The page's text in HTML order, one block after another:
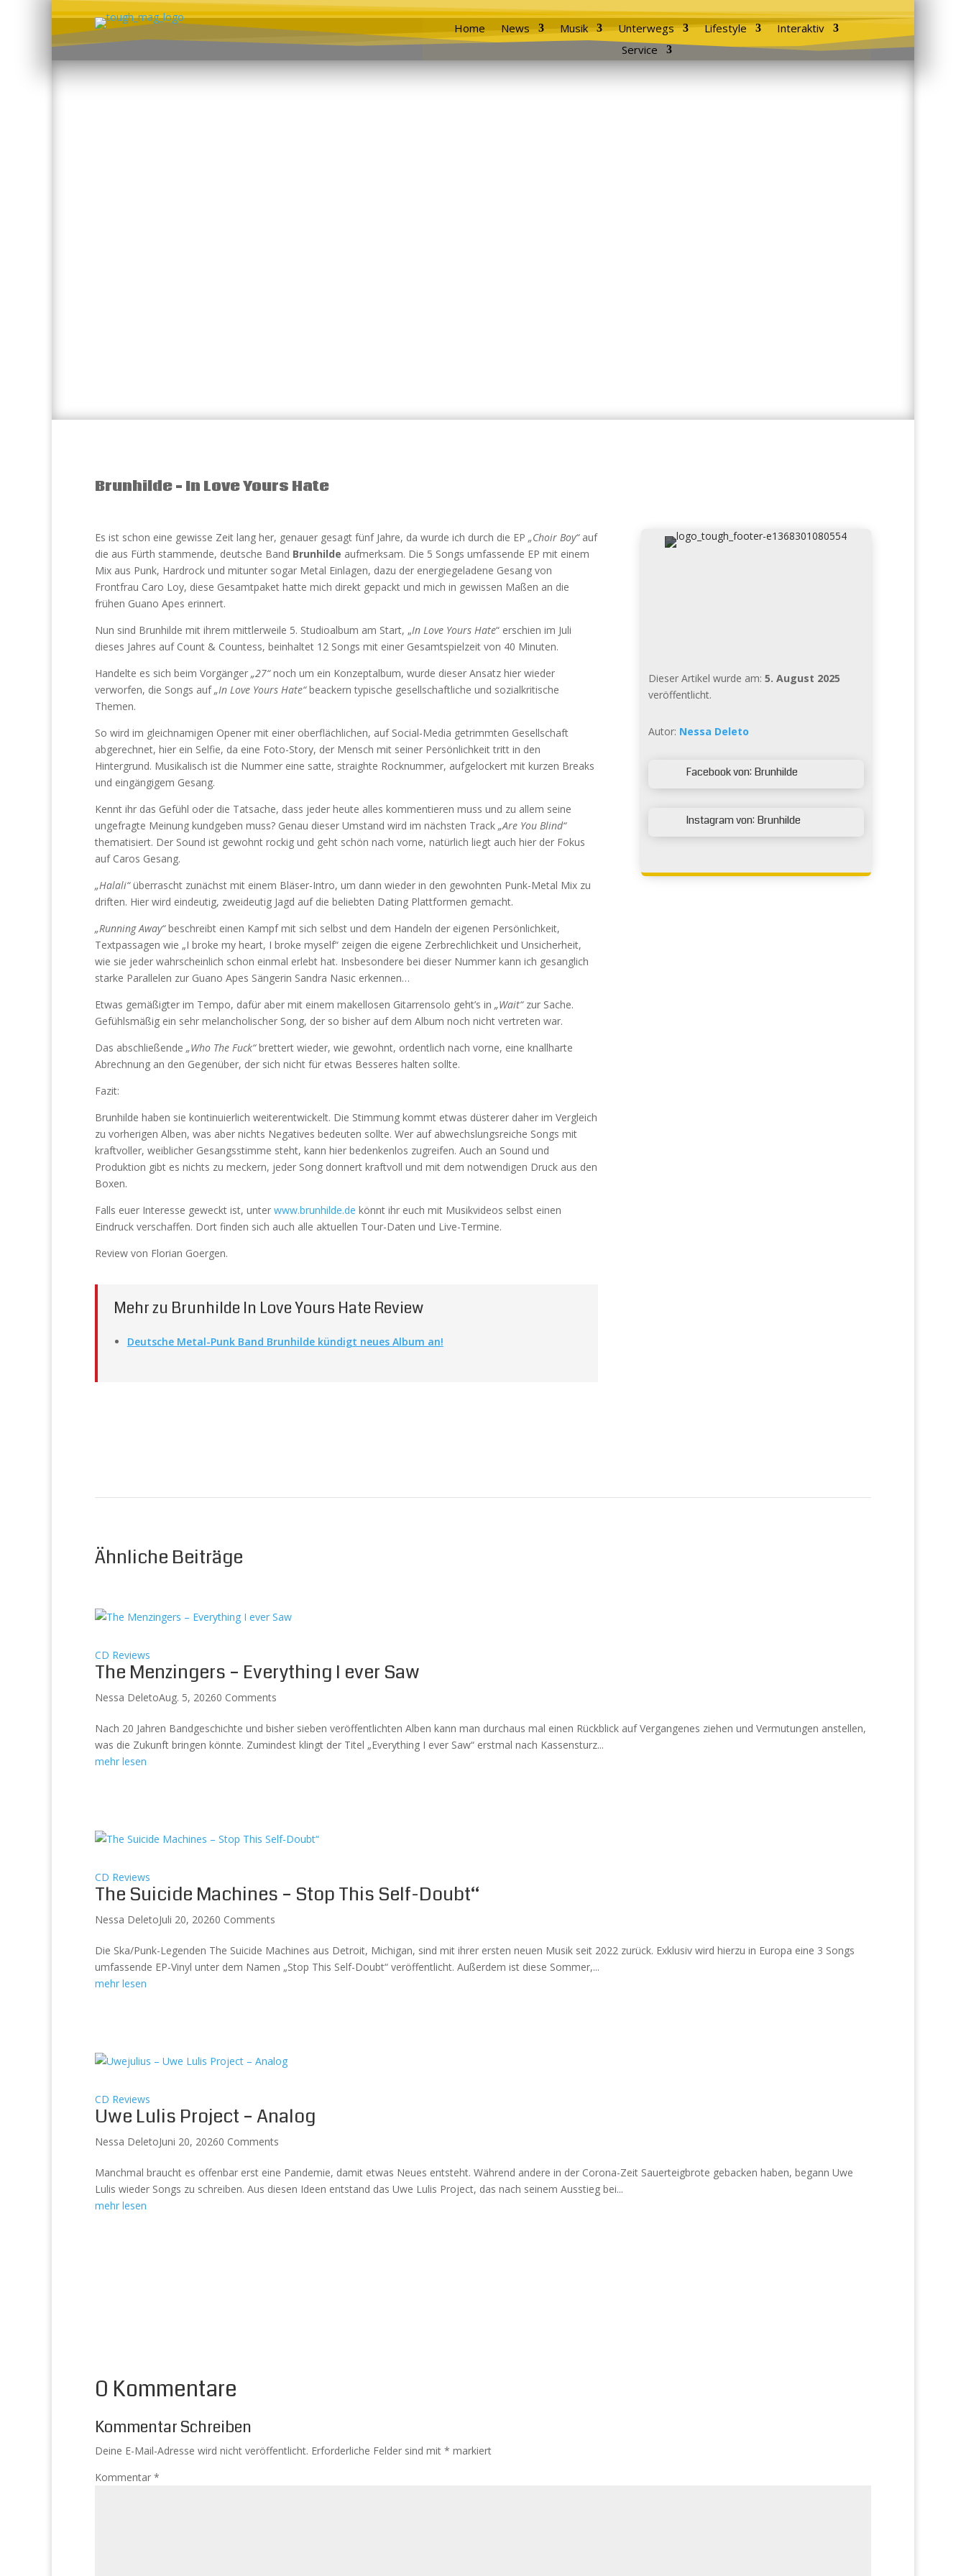
Home News Musik Unterwegs Lifestyle
Interaktiv
Service
Brunhilde – In Love Yours Hate
Es ist schon eine gewisse Zeit lang her, genauer gesagt fünf Jahre, da wurde ich durch die EP „Choir Boy“auf
die aus Fürth stammende, deutsche Band Brunhilde aufmerksam. Die 5 Songs umfassende EP mit einem
Mix aus Punk, Hardrock und mitunter sogar Metal Einlagen, dazu der energiegeladene Gesang von
Frontfrau Caro Loy, diese Gesamtpaket hatte mich direkt gepackt und mich in gewissen Maßen an die
frühen Guano Apes erinnert.
Nun sind Brunhilde mit ihrem mittlerweile 5. Studioalbum am Start, „In Love Yours Hate“ erschien im Juli
dieses Jahres auf Count & Countess, beinhaltet 12 Songs mit einer Gesamtspielzeit von 40 Minuten.
Handelte es sich beim Vorgänger „27“noch um ein Konzeptalbum, wurde dieser Ansatz hier wieder
verworfen, die Songs auf„In Love Yours Hate“beackern typische gesellschaftliche und sozialkritische
Themen.
So wird im gleichnamigen Opener mit einer oberflächlichen, auf Social-Media getrimmten Gesellschaft
abgerechnet, hier ein Selfie, da eine Foto-Story, der Mensch mit seiner Persönlichkeit tritt in den
Hintergrund. Musikalisch ist die Nummer eine satte, straighte Rocknummer, aufgelockert mit kurzen Breaks
und eingängigem Gesang.
Kennt ihr das Gefühl oder die Tatsache, dass jeder heute alles kommentieren muss und zu allem seine
ungefragte Meinung kundgeben muss? Genau dieser Umstand wird im nächsten Track „Are You Blind“
thematisiert. Der Sound ist gewohnt rockig und geht schön nach vorne, natürlich liegt auch hier der Fokus
auf Caros Gesang.
„Halali“überrascht zunächst mit einem Bläser-Intro, um dann wieder in den gewohnten Punk-Metal Mix zu
driften. Hier wird eindeutig, zweideutig Jagd auf die beliebten Dating Plattformen gemacht.
„Running Away“beschreibt einen Kampf mit sich selbst und dem Handeln der eigenen Persönlichkeit,
Textpassagen wie „I broke my heart, I broke myself“ zeigen die eigene Zerbrechlichkeit und Unsicherheit,
wie sie jeder wahrscheinlich schon einmal erlebt hat. Insbesondere bei dieser Nummer kann ich gesanglich
starke Parallelen zur Guano Apes Sängerin Sandra Nasic erkennen…
Etwas gemäßigter im Tempo, dafür aber mit einem makellosen Gitarrensolo geht’s in „Wait“zur Sache.
Gefühlsmäßig ein sehr melancholischer Song, der so bisher auf dem Album noch nicht vertreten war.
Das abschließende „Who The Fuck“brettert wieder, wie gewohnt, ordentlich nach vorne, eine knallharte
Abrechnung an den Gegenüber, der sich nicht für etwas Besseres halten sollte.
Fazit:
Brunhilde haben sie kontinuierlich weiterentwickelt. Die Stimmung kommt etwas düsterer daher im Vergleich
zu vorherigen Alben, was aber nichts Negatives bedeuten sollte. Wer auf abwechslungsreiche Songs mit
kraftvoller, weiblicher Gesangsstimme steht, kann hier bedenkenlos zugreifen. Auch an Sound und
Produktion gibt es nichts zu meckern, jeder Song donnert kraftvoll und mit dem notwendigen Druck aus den
Boxen.
Falls euer Interesse geweckt ist, unter www.brunhilde.de könnt ihr euch mit Musikvideos selbst einen
Eindruck verschaffen. Dort finden sich auch alle aktuellen Tour-Daten und Live-Termine.
Review von Florian Goergen.
Mehr zu Brunhilde In Love Yours Hate Review
Deutsche Metal-Punk Band Brunhilde kündigt neues Album an!
Dieser Artikel wurde am: 5. August 2025
veröffentlicht.
Autor: Nessa Deleto
Facebook von: Brunhilde
Instagram von: Brunhilde
Ähnliche Beiträge
CD Reviews
The Menzingers – Everything I ever Saw
Nessa DeletoAug. 5, 20260 Comments
Nach 20 Jahren Bandgeschichte und bisher sieben veröffentlichten Alben kann man durchaus mal einen Rückblick auf Vergangenes ziehen und Vermutungen anstellen,
was die Zukunft bringen könnte. Zumindest klingt der Titel „Everything I ever Saw“ erstmal nach Kassensturz...
mehr lesen
CD Reviews
The Suicide Machines – Stop This Self-Doubt“
Nessa DeletoJuli 20, 20260 Comments
Die Ska/Punk-Legenden The Suicide Machines aus Detroit, Michigan, sind mit ihrer ersten neuen Musik seit 2022 zurück. Exklusiv wird hierzu in Europa eine 3 Songs
umfassende EP-Vinyl unter dem Namen „Stop This Self-Doubt“ veröffentlicht. Außerdem ist diese Sommer,...
mehr lesen
CD Reviews
Uwe Lulis Project – Analog
Nessa DeletoJuni 20, 20260 Comments
Manchmal braucht es offenbar erst eine Pandemie, damit etwas Neues entsteht. Während andere in der Corona-Zeit Sauerteigbrote gebacken haben, begann Uwe
Lulis wieder Songs zu schreiben. Aus diesen Ideen entstand das Uwe Lulis Project, das nach seinem Ausstieg bei...
mehr lesen
0 Kommentare
Kommentar Schreiben
Deine E-Mail-Adresse wird nicht veröffentlicht. Erforderliche Felder sind mit * markiert
Kommentar *